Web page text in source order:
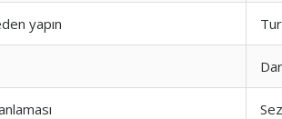
yapın